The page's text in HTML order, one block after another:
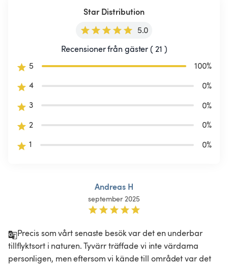
Star Distribution
5.0
Recensioner från gäster ( 21 )
5
100%
4
0%
3
0%
2
0%
1
0%
Andreas H
september 2025
Precis som vårt senaste besök var det en underbar
tillflyktsort i naturen. Tyvärr träffade vi inte värdarna
personligen, men eftersom vi kände till området var det